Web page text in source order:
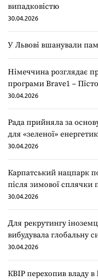
випадковістю
30.04.2026
У Львові вшанували
Німеччина розглядає
програми Brave1 –
30.04.2026
Рада прийняла за
для «зеленої»
30.04.2026
Карпатський нацпарк
після зимової сплячки
30.04.2026
Для рекрутингу
вибудувала глобальну
30.04.2026
КВІР перехопив владу в